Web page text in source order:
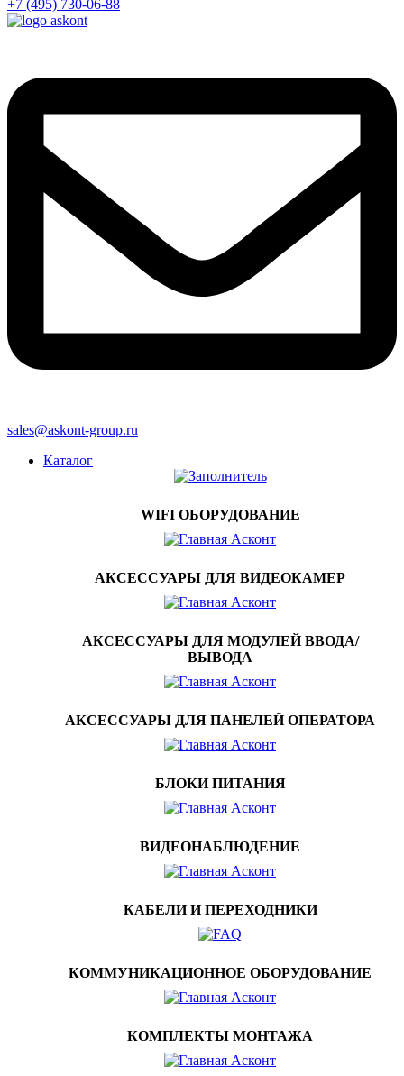
+7 (495) 730-06-88
sales@askont-group.ru
Каталог
WIFI ОБОРУДОВАНИЕ
АКСЕССУАРЫ ДЛЯ ВИДЕОКАМЕР
АКСЕССУАРЫ ДЛЯ МОДУЛЕЙ ВВОДА/
ВЫВОДА
АКСЕССУАРЫ ДЛЯ ПАНЕЛЕЙ ОПЕРАТОРА
БЛОКИ ПИТАНИЯ
ВИДЕОНАБЛЮДЕНИЕ
КАБЕЛИ И ПЕРЕХОДНИКИ
КОММУНИКАЦИОННОЕ ОБОРУДОВАНИЕ
КОМПЛЕКТЫ МОНТАЖА